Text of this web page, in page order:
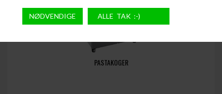
PASTAKOGER